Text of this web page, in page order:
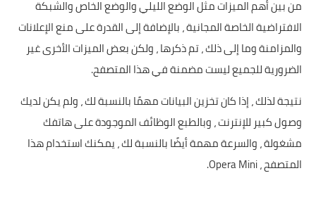
من بين أهم الميزات مثل الوضع الليلي والوضع الخاص والشبكة
الافتراضية الخاصة المجانية ، بالإضافة إلى القدرة على منع الإعلانات
والمزامنة وما إلى ذلك ، تم ذكرها ، ولكن بعض الميزات الأخرى غير
الضرورية للجميع ليست مضمنة في هذا المتصفح.
نتيجة لذلك ، إذا كان تخزين البيانات مهمًا بالنسبة لك ، ولم يكن لديك
وصول كبير للإنترنت ، وبالطبع الوظائف الموجودة على هاتفك
مشغولة ، والسرعة مهمة أيضًا بالنسبة لك ، يمكنك استخدام هذا
المتصفح ، Opera Mini.